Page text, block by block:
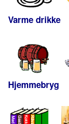
Varme drikke
Hjemmebryg